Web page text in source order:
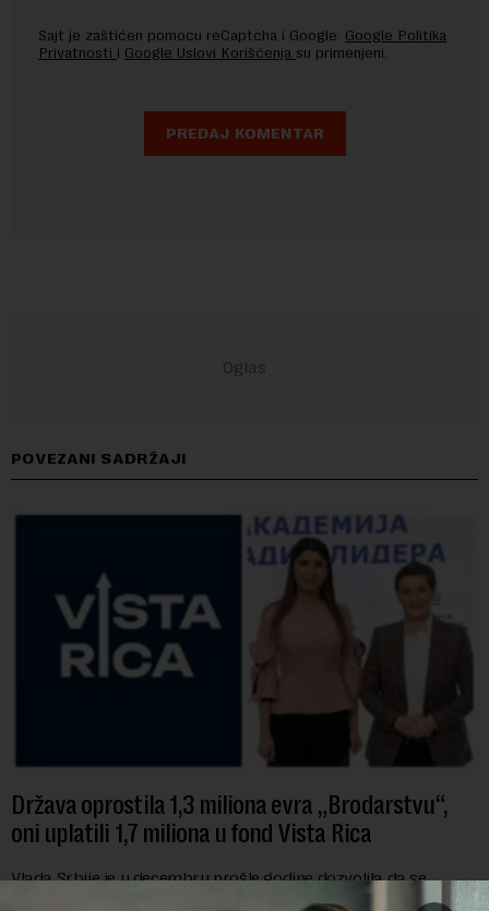
Sajt je zaštićen pomocu reCaptcha i Google. Google Politika
Privatnosti i Google Uslovi Korišćenja su primenjeni.
POVEZANI SADRŽAJI
Država oprostila 1,3 miliona evra „Brodarstvu“,
oni uplatili 1,7 miliona u fond Vista Rica
Vlada Srbije je u decembru prošle godine dozvolila da se
"Jugoslovenskom rečnom brodarstvu" otpiše više od 1,3